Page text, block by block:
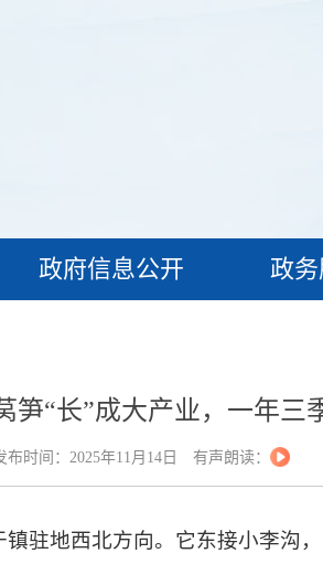
政府信息公开 政
笋“长”成大产业，一年三
布时间：2025年11月14日 有声朗读：
驻地西北方向。它东接小李沟